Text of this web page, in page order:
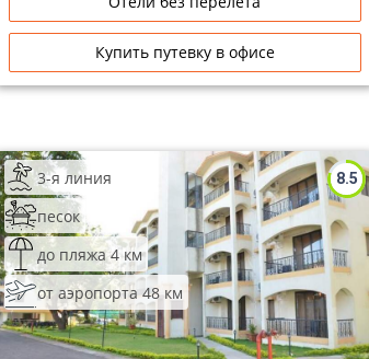
Купить путевку в офисе
8.5
3-я линия
песок
до пляжа 4 км
от аэропорта 48 км